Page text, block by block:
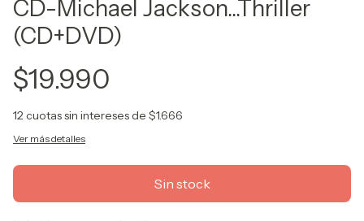
CD-Michael Jackson...Thriller
(CD+DVD)
$19.990
12cuotas sin intereses de $1.666
Ver más detalles